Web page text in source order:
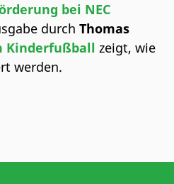
bei NEC
durch Thomas
Kinderfußball zeigt, wie
werden.